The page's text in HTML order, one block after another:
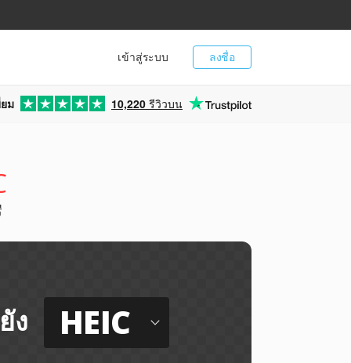
ลงชื่อ
เข้าสู่ระบบ
ม 10,220 รีวิวบน
ง HEIC